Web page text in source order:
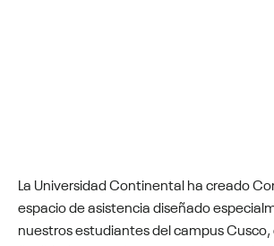
La Universidad Continental ha creado
espacio de asistencia diseñado
nuestros estudiantes del campus